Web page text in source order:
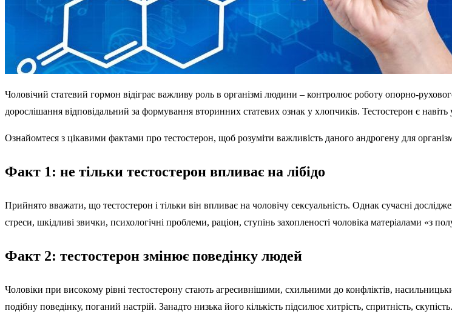
Чоловічий статевий гормон відіграє важливу роль в організмі людини – контролює роботу опорно-
дорослішання відповідальний за формування вторинних статевих ознак у хлопчиків. Тестостерон є
Ознайомтеся з цікавими фактами про тестостерон, щоб розуміти важливість даного андрогену для
Факт 1: не тільки тестостерон впливає на лібідо
Прийнято вважати, що тестостерон і тільки він впливає на чоловічу сексуальність. Однак сучасні
стреси, шкідливі звички, психологічні проблеми, раціон, ступінь захопленості чоловіка матеріалами «з
Факт 2: тестостерон змінює поведінку людей
Чоловіки при високому рівні тестостерону стають агресивнішими, схильними до конфліктів,
подібну поведінку, поганий настрій. Занадто низька його кількість підсилює хитрість, спритність, скупість.